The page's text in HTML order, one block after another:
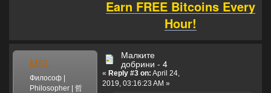
Earn FREE Bitcoins Every
Hour!
MSL
Философ |
Philosopher | 哲
Малките
добрини - 4
« Reply #3 on: April 24,
2019, 03:16:23 AM »